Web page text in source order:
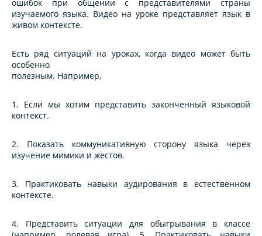
ошибок при общении с представителями страны
изучаемого языка. Видео на уроке представляет язык в
живом контексте.
Есть ряд ситуаций на уроках, когда видео может быть
особенно
полезным. Например,
1. Если мы хотим представить законченный языковой
контекст.
2. Показать коммуникативную сторону языка через
изучение мимики и жестов.
3. Практиковать навыки аудирования в естественном
контексте.
4. Представить ситуации для обыгрывания в классе